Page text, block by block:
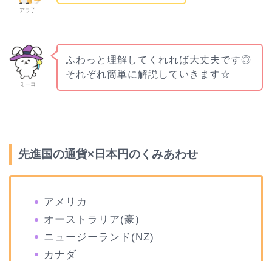
アラ子
ミーコ
ふわっと理解してくれれば大丈夫です◎
それぞれ簡単に解説していきます☆
先進国の通貨×日本円のくみあわせ
アメリカ
オーストラリア(豪)
ニュージーランド(NZ)
カナダ